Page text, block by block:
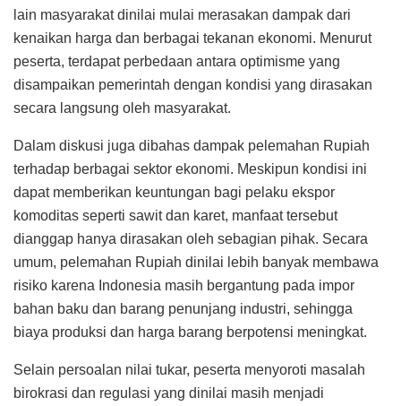
lain masyarakat dinilai mulai merasakan dampak dari
kenaikan harga dan berbagai tekanan ekonomi. Menurut
peserta, terdapat perbedaan antara optimisme yang
disampaikan pemerintah dengan kondisi yang dirasakan
secara langsung oleh masyarakat.
Dalam diskusi juga dibahas dampak pelemahan Rupiah
terhadap berbagai sektor ekonomi. Meskipun kondisi ini
dapat memberikan keuntungan bagi pelaku ekspor
komoditas seperti sawit dan karet, manfaat tersebut
dianggap hanya dirasakan oleh sebagian pihak. Secara
umum, pelemahan Rupiah dinilai lebih banyak membawa
risiko karena Indonesia masih bergantung pada impor
bahan baku dan barang penunjang industri, sehingga
biaya produksi dan harga barang berpotensi meningkat.
Selain persoalan nilai tukar, peserta menyoroti masalah
birokrasi dan regulasi yang dinilai masih menjadi